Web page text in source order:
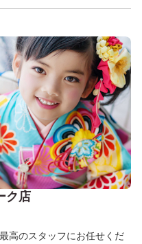
ク店
高のスタッフにお任せくだ